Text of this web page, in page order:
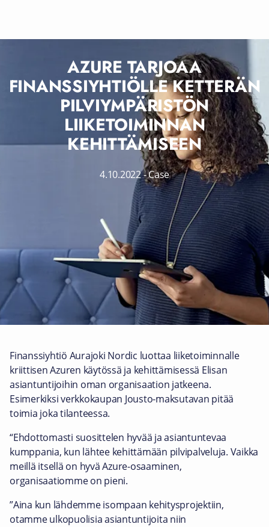
AZURE TARJOAA
FINANSSIYHTIÖLLE KETTERÄN
PILVIYMPÄRISTÖN
LIIKETOIMINNAN
KEHITTÄMISEEN
4.10.2022-Case
Finanssiyhtiö Aurajoki Nordic luottaa liiketoiminnalle
kriittisen Azuren käytössä ja kehittämisessä Elisan
asiantuntijoihin oman organisaation jatkeena.
Esimerkiksi verkkokaupan Jousto-maksutavan pitää
toimia joka tilanteessa.
“Ehdottomasti suosittelen hyvää ja asiantuntevaa
kumppania, kun lähtee kehittämään pilvipalveluja. Vaikka
meillä itsellä on hyvä Azure-osaaminen,
organisaatiomme on pieni.
”Aina kun lähdemme isompaan kehitysprojektiin,
otamme ulkopuolisia asiantuntijoita niin